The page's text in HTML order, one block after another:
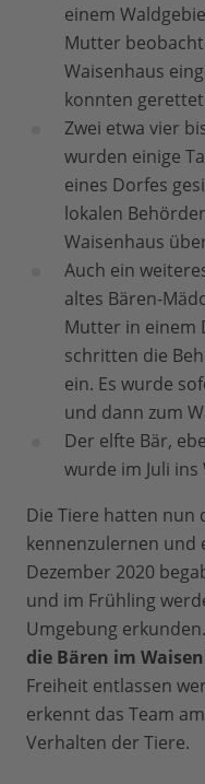
einem
Mutter
Waisenhaus
konnten
Zwei etwa vier
wurden einige
eines Dorfes
lokalen
Waisenhaus
Auch ein
altes Bären-
Mutter in einem
schritten die
ein. Es wurde
und dann zum
Der elfte Bär,
wurde im Juli
Die Tiere hatten nun
kennenzulernen und
Dezember 2020
und im Frühling
Umgebung erkunden.
die Bären im
Freiheit entlassen
erkennt das Team
Verhalten der Tiere.